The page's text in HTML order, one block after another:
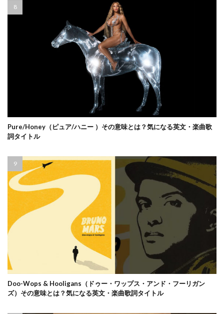
Pure/Honey（ピュア/ハニー ）その意味とは？気になる英文・楽曲歌
詞タイトル
Doo-Wops & Hooligans（ドゥー・ワップス・アンド・フーリガン
ズ）その意味とは？気になる英文・楽曲歌詞タイトル